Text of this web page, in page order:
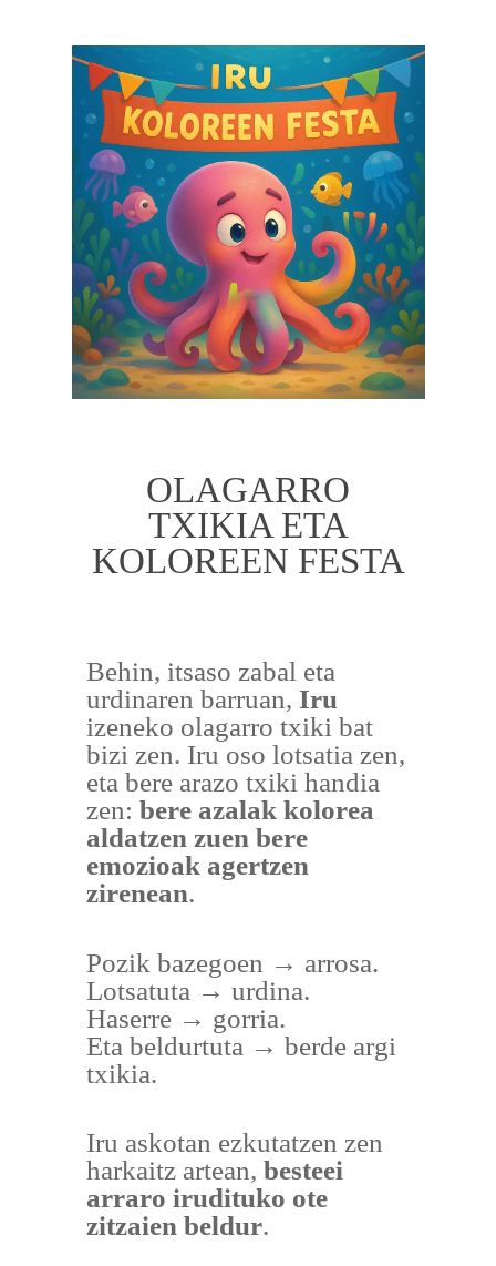
OLAGARRO
TXIKIA ETA
KOLOREEN FESTA
Behin, itsaso zabal eta
urdinaren barruan, Iru
izeneko olagarro txiki bat
bizi zen. Iru oso lotsatia zen,
eta bere arazo txiki handia
zen: bere azalak kolorea
aldatzen zuen bere
emozioak agertzen
zirenean.
Pozik bazegoen → arrosa.
Lotsatuta → urdina.
Haserre → gorria.
Eta beldurtuta → berde argi
txikia.
Iru askotan ezkutatzen zen
harkaitz artean, besteei
arraro irudituko ote
zitzaien beldur.